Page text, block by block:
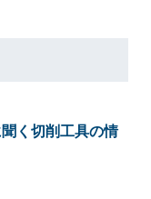
く切削工具の情